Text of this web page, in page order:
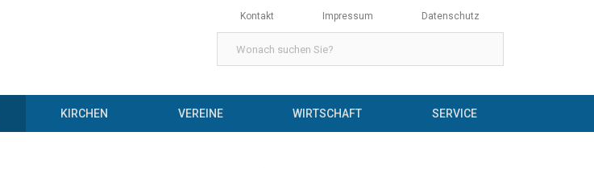
Kontakt Impressum Datenschutz
KIRCHEN VEREINE WIRTSCHAFT SERVICE